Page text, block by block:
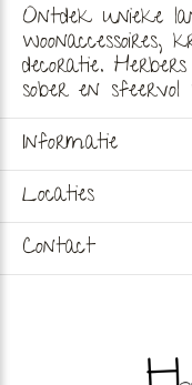
Ontdek unieke
decoratie.
sober en
Informatie
Locaties
Contact